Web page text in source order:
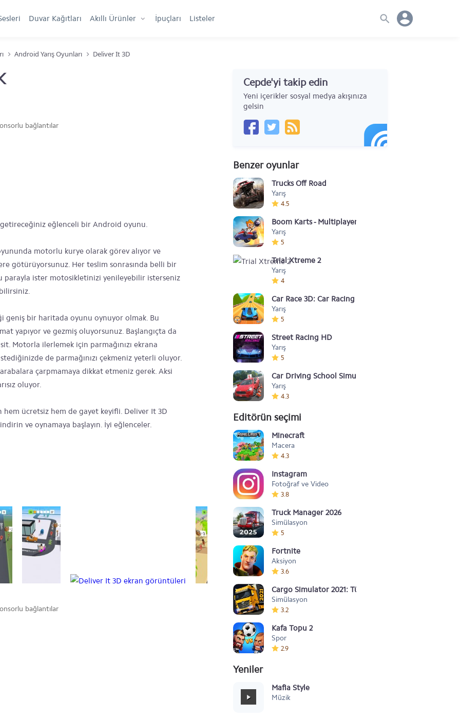
Duvar Kağıtları Akıllı Ürünler İpuçları Listeler
Android Yarış Oyunları Deliver It 3D
bağlantılar
eğlenceli bir Android oyunu.
motorlu kurye olarak görev alıyor ve
götürüyorsunuz. Her teslim sonrasında belli bir
parayla ister motosikletinizi yenileyebilir isterseniz
geniş bir haritada oyunu oynuyor olmak. Bu
yapıyor ve gezmiş oluyorsunuz. Başlangıçta da
Motorla ilerlemek için parmağınızı ekrana
de parmağınızı çekmeniz yeterli oluyor.
çarpmamaya dikkat etmeniz gerek. Aksi
oluyor.
ücretsiz hem de gayet keyifli. Deliver It 3D
ve oynamaya başlayın. İyi eğlenceler.
bağlantılar
Cepde'yi takip edin
Yeni içerikler sosyal medya akışınıza
gelsin
Benzer oyunlar
Trucks Off Road
Yarış
4.5
Boom Karts - Multiplayer Kart Racing
Yarış
5
Trial Xtreme 2
Yarış
4
Car Race 3D: Car Racing
Yarış
5
Street Racing HD
Yarış
5
Car Driving School Simulator
Yarış
4.3
Editörün seçimi
Minecraft
Macera
4.3
Instagram
Fotoğraf ve Video
3.8
Truck Manager 2026
Simülasyon
5
Fortnite
Aksiyon
3.6
Cargo Simulator 2021: Türkiye
Simülasyon
3.2
Kafa Topu 2
Spor
2.9
Yeniler
Mafia Style
Müzik